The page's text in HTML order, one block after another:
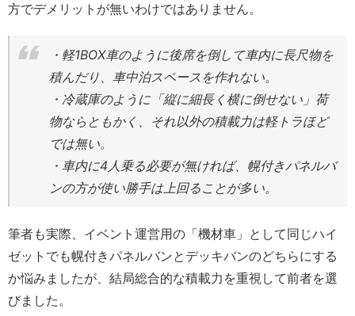
方でデメリットが無いわけではありません。
・軽1BOX車のように後席を倒して車内に長尺物を
積んだり、車中泊スペースを作れない。
・冷蔵庫のように「縦に細長く横に倒せない」荷
物ならともかく、それ以外の積載力は軽トラほど
では無い。
・車内に4人乗る必要が無ければ、幌付きパネルバ
ンの方が使い勝手は上回ることが多い。
筆者も実際、イベント運営用の「機材車」として同じハイ
ゼットでも幌付きパネルバンとデッキバンのどちらにする
か悩みましたが、結局総合的な積載力を重視して前者を選
びました。